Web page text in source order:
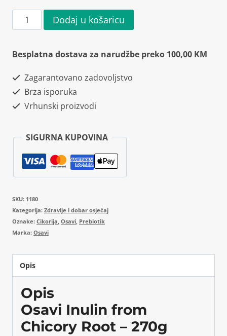
Osavi
Inulin
from
Root
270g
Dodaj u košaricu
Besplatna dostava za narudžbe preko 100,00 KM
Zagarantovano zadovoljstvo
Brza isporuka
Vrhunski proizvodi
SIGURNA KUPOVINA
SKU: 1180
Kategorija: Zdravlje i dobar osjećaj
Oznake: Cikorija Osavi Prebiotik
Marka: Osavi
Opis
Opis
Osavi Inulin from
Chicory Root – 270g